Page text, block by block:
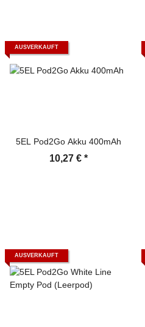
AUSVERKAUFT
5EL Pod2Go Akku 400mAh
10,27 € *
AUSVERKAUFT